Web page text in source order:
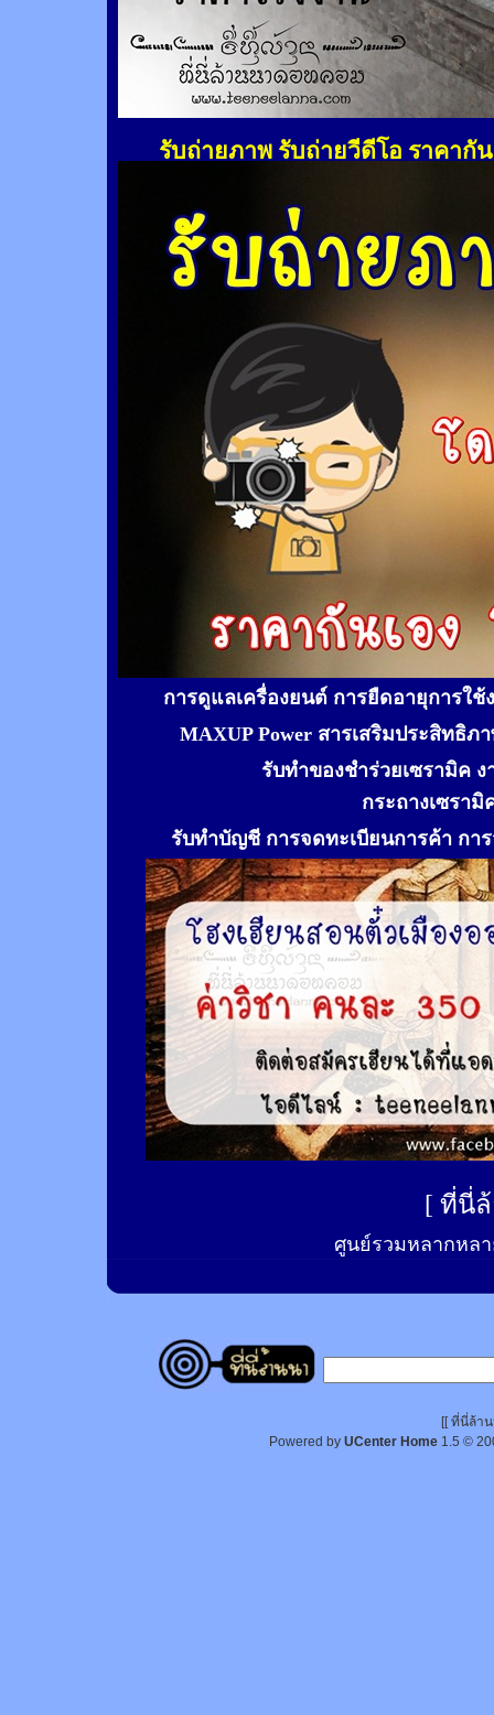
รับถ่ายภาพ รับถ่ายวีดีโอ ราคากั
การดูแลเครื่องยนต์ การยืดอายุการใ
MAXUP Power สารเสริมประสิทธิ
รับทำของชำร่วยเซรามิค
กระถางเซรา
รับทำบัญชี การจดทะเบียนการค้า กา
[ ที่นี่
ศูนย์รวมหลากหลา
[[ ที่นี่ล้า
Powered by UCenter Home 1.5 ©